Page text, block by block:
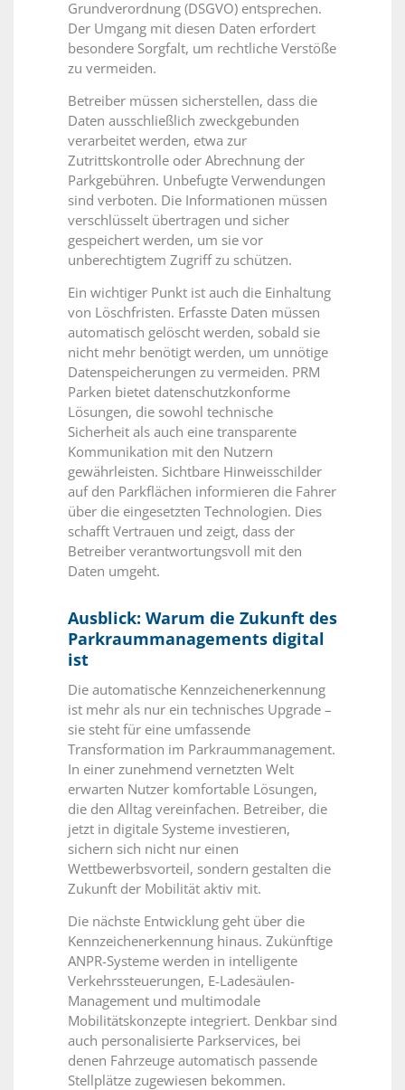
Grundverordnung (DSGVO) entsprechen.
Der Umgang mit diesen Daten erfordert
besondere Sorgfalt, um rechtliche Verstöße
zu vermeiden.
Betreiber müssen sicherstellen, dass die
Daten ausschließlich zweckgebunden
verarbeitet werden, etwa zur
Zutrittskontrolle oder Abrechnung der
Parkgebühren. Unbefugte Verwendungen
sind verboten. Die Informationen müssen
verschlüsselt übertragen und sicher
gespeichert werden, um sie vor
unberechtigtem Zugriff zu schützen.
Ein wichtiger Punkt ist auch die Einhaltung
von Löschfristen. Erfasste Daten müssen
automatisch gelöscht werden, sobald sie
nicht mehr benötigt werden, um unnötige
Datenspeicherungen zu vermeiden. PRM
Parken bietet datenschutzkonforme
Lösungen, die sowohl technische
Sicherheit als auch eine transparente
Kommunikation mit den Nutzern
gewährleisten. Sichtbare Hinweisschilder
auf den Parkflächen informieren die Fahrer
über die eingesetzten Technologien. Dies
schafft Vertrauen und zeigt, dass der
Betreiber verantwortungsvoll mit den
Daten umgeht.
Ausblick: Warum die Zukunft des
Parkraummanagements digital
ist
Die automatische Kennzeichenerkennung
ist mehr als nur ein technisches Upgrade –
sie steht für eine umfassende
Transformation im Parkraummanagement.
In einer zunehmend vernetzten Welt
erwarten Nutzer komfortable Lösungen,
die den Alltag vereinfachen. Betreiber, die
jetzt in digitale Systeme investieren,
sichern sich nicht nur einen
Wettbewerbsvorteil, sondern gestalten die
Zukunft der Mobilität aktiv mit.
Die nächste Entwicklung geht über die
Kennzeichenerkennung hinaus. Zukünftige
ANPR-Systeme werden in intelligente
Verkehrssteuerungen, E-Ladesäulen-
Management und multimodale
Mobilitätskonzepte integriert. Denkbar sind
auch personalisierte Parkservices, bei
denen Fahrzeuge automatisch passende
Stellplätze zugewiesen bekommen.